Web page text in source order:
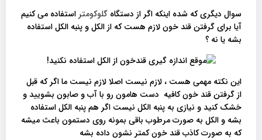
سوال دیگری که شده اینکه اگر از دستگاه گلوکومتر استفاده می کنیم
آیا برای گرفتن قند خون لازم هست که از الکل و پنبه الکل استفاده
بشه یا نه ؟
این نکته مهمی هست ، لازم نیست اصلا لازم نیست ما اگر که قبل
از گرفتن قند خون کافیه دست هامون رو با آب و صابون بشویید و
خشک کنید و نیازی به پنبه الکل نیست اگر هم پنبه الکل استفاده
بشه و الکل به صورت مرطوب باقی بمونه روی دستمون باعث میشه
که به صورت کاذب قند خون کمتر نشون داده بشه